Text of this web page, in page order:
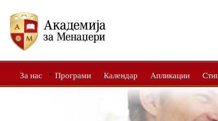
За нас Програми Календар Апликации